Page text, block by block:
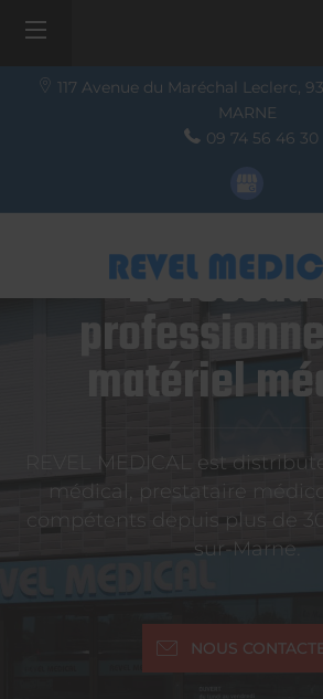
117 Avenue du Maréchal Leclerc,
MARNE
09 74 56 46 30
Le
matériel
REVEL MEDICAL est
médical, prestataire
compétents depuis plus de
sur-Marne.
NOUS